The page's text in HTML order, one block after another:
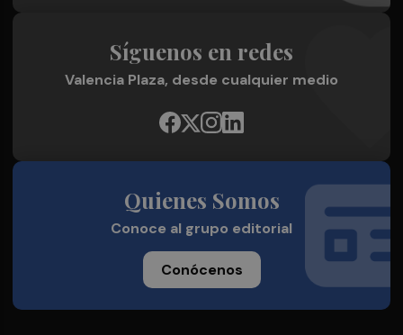
Síguenos en redes
Valencia Plaza, desde cualquier medio
Quienes Somos
Conoce al grupo editorial
Conócenos